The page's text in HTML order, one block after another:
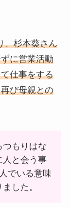
、杉本葵さん
に営業活動
仕事をする
び母親との
つもりはな
人と会う事
でいる意味
した。